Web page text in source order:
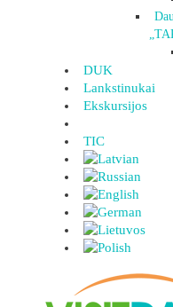
DUK
Lankstinukai
Ekskursijos
TIC